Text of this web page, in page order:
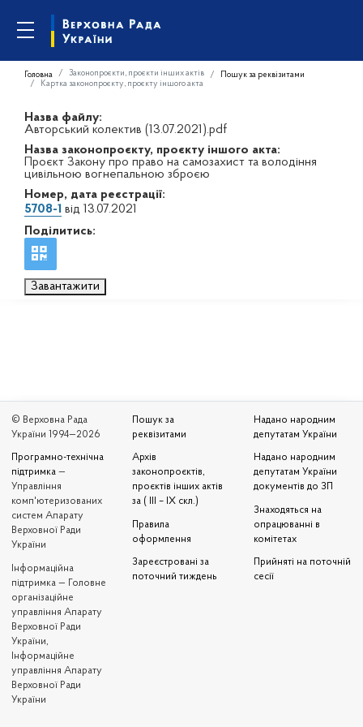
Головна Законопроєкти, проєкти інших актів
Пошук за реквізитами
Картка законопроєкту, проєкту іншого акта
Назва файлу:
Авторський колектив (13.07.2021).pdf
Назва законопроєкту, проєкту іншого акта:
Проєкт Закону про право на самозахист та володіння
цивільною вогнепальною зброєю
Номер, дата реєстрації:
5708-1 від 13.07.2021
Поділитись:
Завантажити
© Верховна Рада
України 1994—2026
Програмно-технічна
підтримка —
Управління
комп'ютеризованих
систем Апарату
Верховної Ради
України
Iнформаційна
підтримка — Головне
організаційне
управління Апарату
Верховної Ради
України,
Інформаційне
управління Апарату
Верховної Ради
України
Пошук за
реквізитами
Архів
законопроєктів,
проєктів інших актів
за ( III – IX скл.)
Правила
оформлення
Зареєстровані за
поточний тиждень
Надано народним
депутатам України
Надано народним
депутатам України
документів до ЗП
Знаходяться на
опрацюванні в
комітетах
Прийняті на поточній
сесії